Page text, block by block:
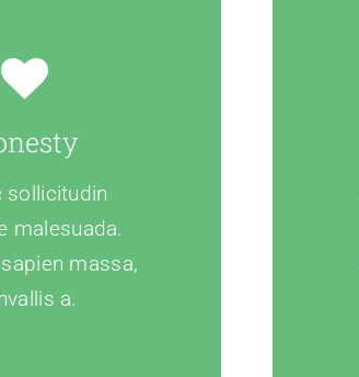
sollicitudin
malesuada.
massa,
a.